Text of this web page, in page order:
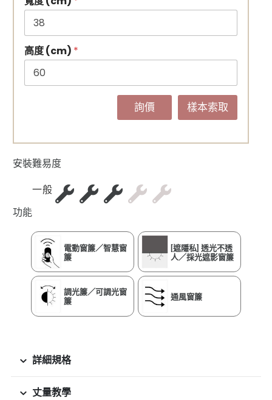
高度 (cm) *
詢價 樣本索取
安裝難易度
一般
功能
電動窗簾／智慧窗
簾
[遮隱私] 透光不透
人／採光遮影窗簾
調光簾／可調光窗
簾
通風窗簾
詳細規格
丈量教學